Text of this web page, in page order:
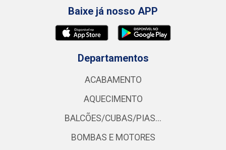
Baixe já nosso APP
Departamentos
ACABAMENTO
AQUECIMENTO
BALCÕES/CUBAS/PIAS...
BOMBAS E MOTORES